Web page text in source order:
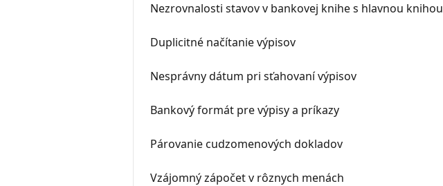
Nezrovnalosti stavov v bankovej knihe s hlavnou knihou
Duplicitné načítanie výpisov
Nesprávny dátum pri sťahovaní výpisov
Bankový formát pre výpisy a príkazy
Párovanie cudzomenových dokladov
Vzájomný zápočet v rôznych menách